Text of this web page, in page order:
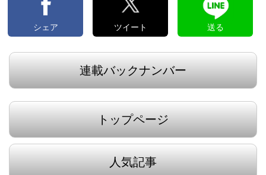
シェア ツイート 送る
連載バックナンバー
トップページ
人気記事